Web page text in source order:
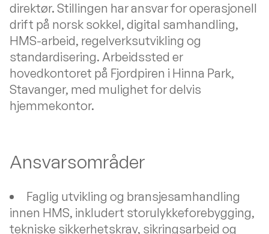
direktør. Stillingen har ansvar for operasjonell
drift på norsk sokkel, digital samhandling,
HMS-arbeid, regelverksutvikling og
standardisering. Arbeidssted er
hovedkontoret på Fjordpiren i Hinna Park,
Stavanger, med mulighet for delvis
hjemmekontor.
Ansvarsområder
Faglig utvikling og bransjesamhandling
innen HMS, inkludert storulykkeforebygging,
tekniske sikkerhetskrav, sikringsarbeid og